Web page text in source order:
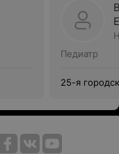
Педиатр
25-я